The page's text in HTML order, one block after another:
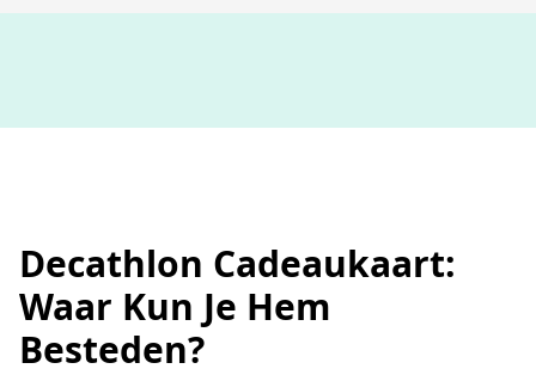
Decathlon Cadeaukaart:
Waar Kun Je Hem
Besteden?